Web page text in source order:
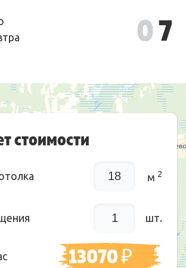
07
стоимости
м 2
шт.
13070₽